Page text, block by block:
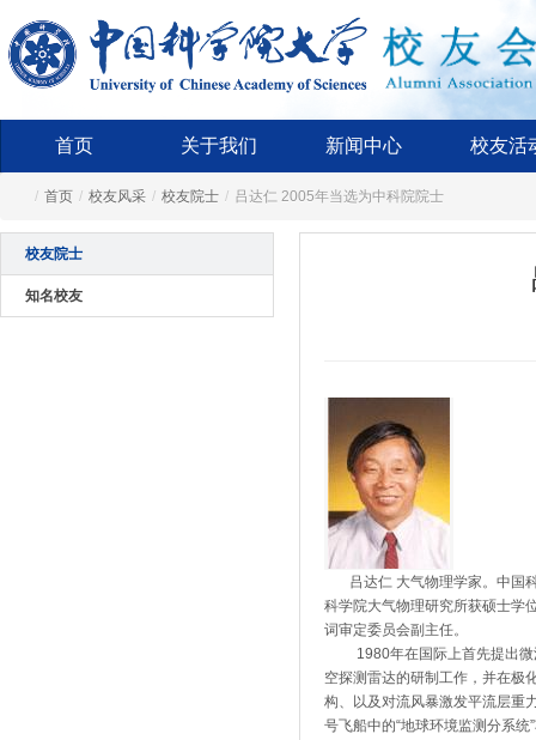
首页 关于我们 新闻中心 校友活
/ 首页 / 校友风采 / 校友院士 / 吕达仁 2005年当选为中科院院士
校友院士
知名校友
吕达仁 大气物理学家。中国科
科学院大气物理研究所获硕士学
词审定委员会副主任。
1980年在国际上首先提出微波
空探测雷达的研制工作，并在极
构、以及对流风暴激发平流层重
号飞船中的“地球环境监测分系